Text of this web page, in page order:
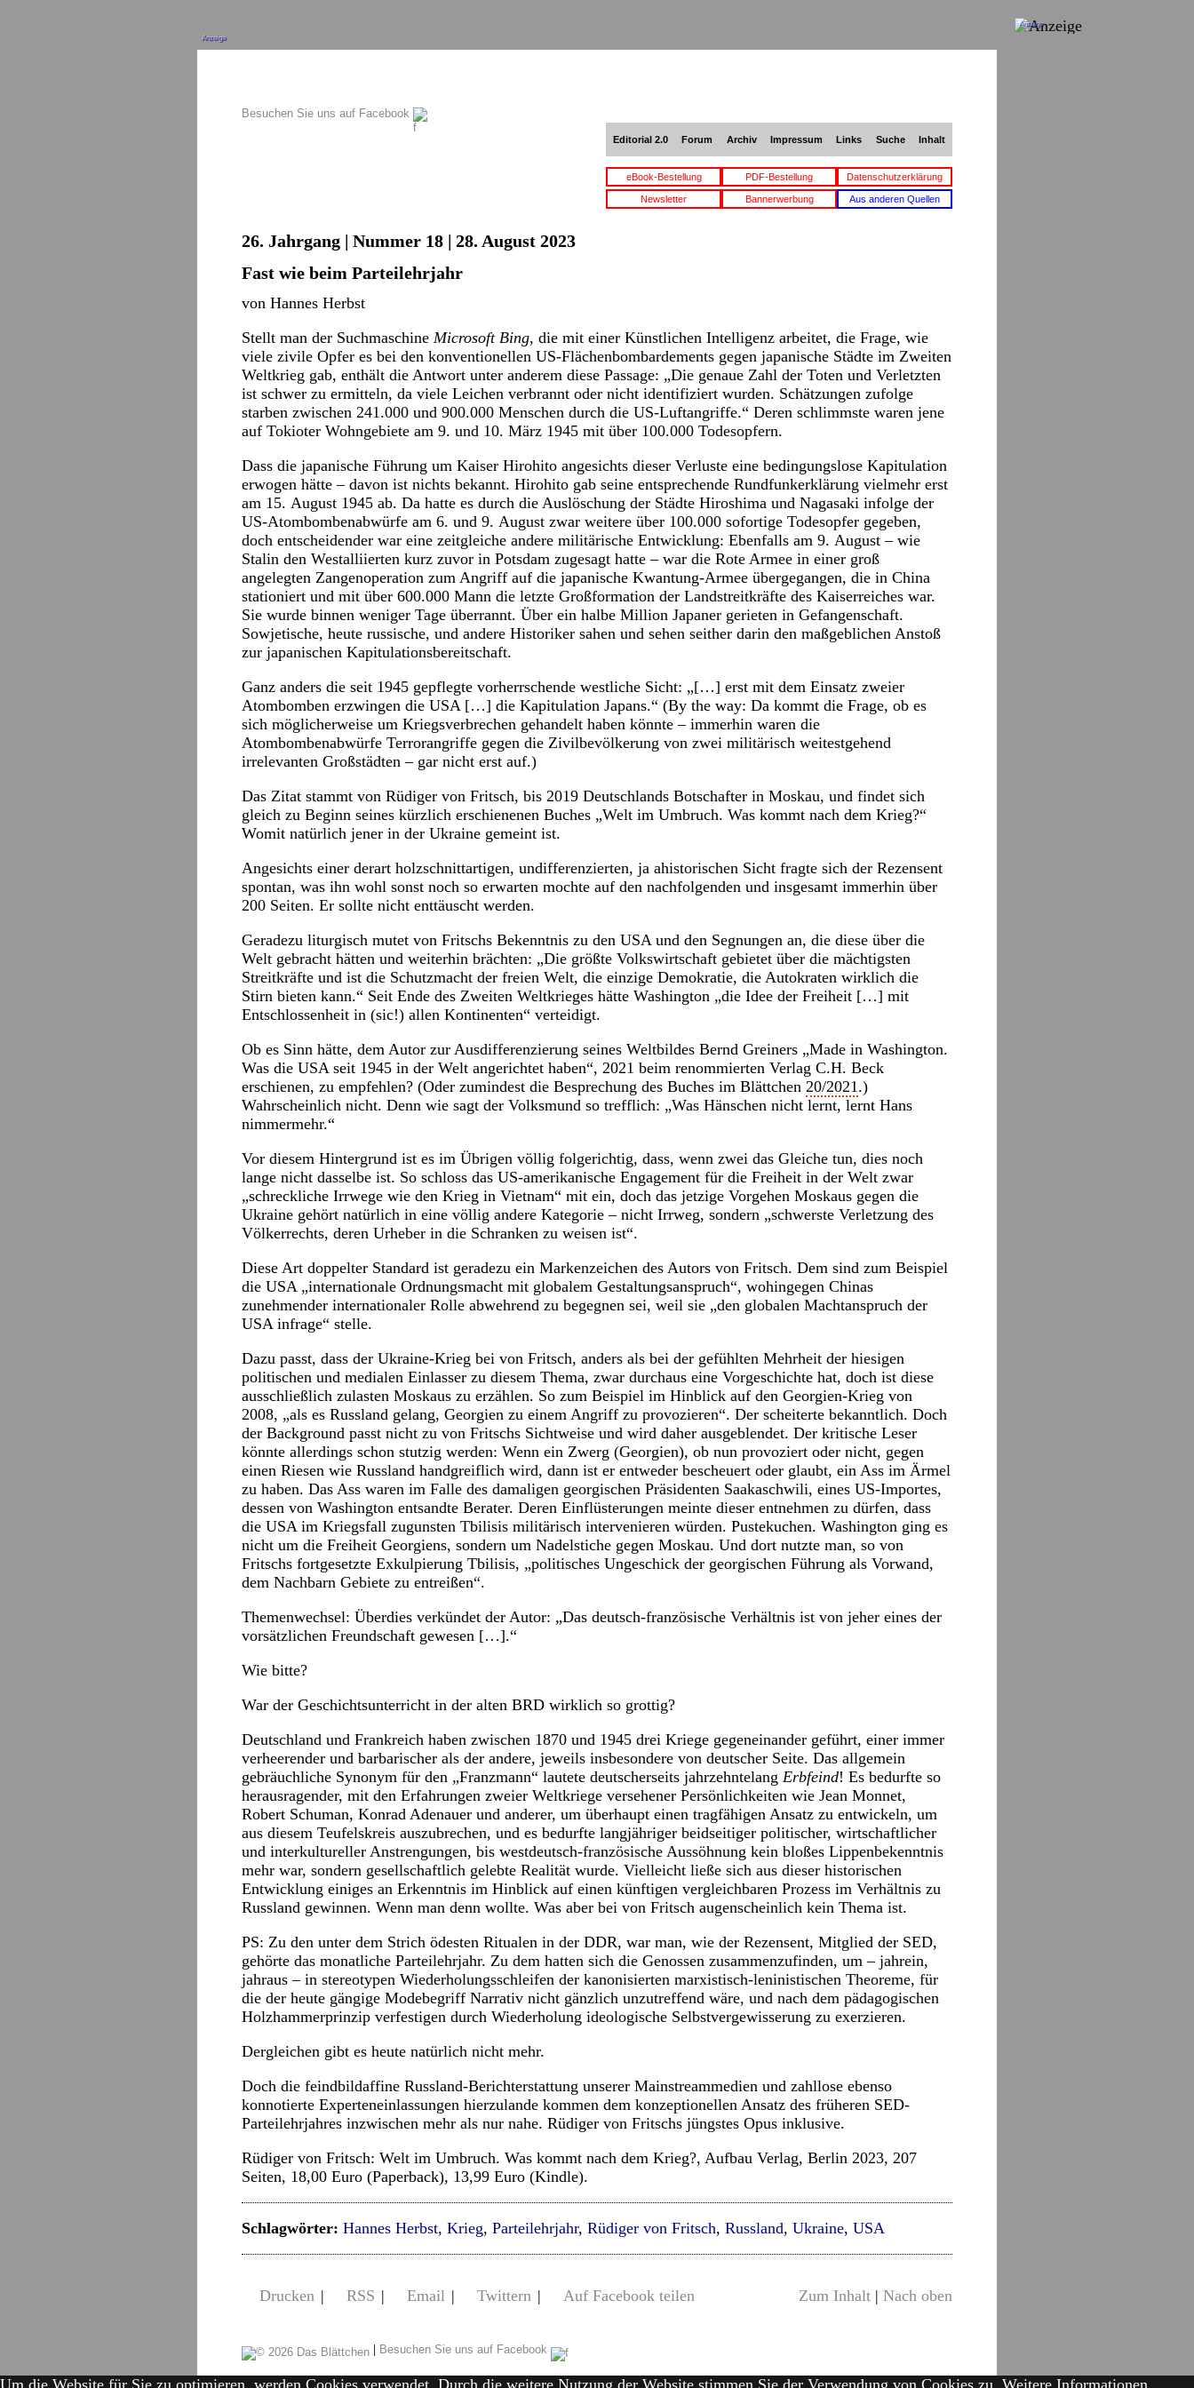
Anzeige
Besuchen Sie uns auf Facebook
Editorial 2.0 Forum Archiv Impressum Links Suche Inhalt
eBook-Bestellung PDF-Bestellung Datenschutzerklärung
Newsletter Bannerwerbung Aus anderen Quellen
26. Jahrgang | Nummer 18 | 28. August 2023
Fast wie beim Parteilehrjahr
von Hannes Herbst
Stellt man der Suchmaschine Microsoft Bing, die mit einer Künstlichen Intelligenz arbeitet, die Frage, wie
viele zivile Opfer es bei den konventionellen US-Flächenbombardements gegen japanische Städte im Zweiten
Weltkrieg gab, enthält die Antwort unter anderem diese Passage: „Die genaue Zahl der Toten und Verletzten
ist schwer zu ermitteln, da viele Leichen verbrannt oder nicht identifiziert wurden. Schätzungen zufolge
starben zwischen 241.000 und 900.000 Menschen durch die US-Luftangriffe.“ Deren schlimmste waren jene
auf Tokioter Wohngebiete am 9. und 10. März 1945 mit über 100.000 Todesopfern.
Dass die japanische Führung um Kaiser Hirohito angesichts dieser Verluste eine bedingungslose Kapitulation
erwogen hätte – davon ist nichts bekannt. Hirohito gab seine entsprechende Rundfunkerklärung vielmehr erst
am 15. August 1945 ab. Da hatte es durch die Auslöschung der Städte Hiroshima und Nagasaki infolge der
US-Atombombenabwürfe am 6. und 9. August zwar weitere über 100.000 sofortige Todesopfer gegeben,
doch entscheidender war eine zeitgleiche andere militärische Entwicklung: Ebenfalls am 9. August – wie
Stalin den Westalliierten kurz zuvor in Potsdam zugesagt hatte – war die Rote Armee in einer groß
angelegten Zangenoperation zum Angriff auf die japanische Kwantung-Armee übergegangen, die in China
stationiert und mit über 600.000 Mann die letzte Großformation der Landstreitkräfte des Kaiserreiches war.
Sie wurde binnen weniger Tage überrannt. Über ein halbe Million Japaner gerieten in Gefangenschaft.
Sowjetische, heute russische, und andere Historiker sahen und sehen seither darin den maßgeblichen Anstoß
zur japanischen Kapitulationsbereitschaft.
Ganz anders die seit 1945 gepflegte vorherrschende westliche Sicht: „[…] erst mit dem Einsatz zweier
Atombomben erzwingen die USA […] die Kapitulation Japans.“ (By the way: Da kommt die Frage, ob es
sich möglicherweise um Kriegsverbrechen gehandelt haben könnte – immerhin waren die
Atombombenabwürfe Terrorangriffe gegen die Zivilbevölkerung von zwei militärisch weitestgehend
irrelevanten Großstädten – gar nicht erst auf.)
Das Zitat stammt von Rüdiger von Fritsch, bis 2019 Deutschlands Botschafter in Moskau, und findet sich
gleich zu Beginn seines kürzlich erschienenen Buches „Welt im Umbruch. Was kommt nach dem Krieg?“
Womit natürlich jener in der Ukraine gemeint ist.
Angesichts einer derart holzschnittartigen, undifferenzierten, ja ahistorischen Sicht fragte sich der Rezensent
spontan, was ihn wohl sonst noch so erwarten mochte auf den nachfolgenden und insgesamt immerhin über
200 Seiten. Er sollte nicht enttäuscht werden.
Geradezu liturgisch mutet von Fritschs Bekenntnis zu den USA und den Segnungen an, die diese über die
Welt gebracht hätten und weiterhin brächten: „Die größte Volkswirtschaft gebietet über die mächtigsten
Streitkräfte und ist die Schutzmacht der freien Welt, die einzige Demokratie, die Autokraten wirklich die
Stirn bieten kann.“ Seit Ende des Zweiten Weltkrieges hätte Washington „die Idee der Freiheit […] mit
Entschlossenheit in (sic!) allen Kontinenten“ verteidigt.
Ob es Sinn hätte, dem Autor zur Ausdifferenzierung seines Weltbildes Bernd Greiners „Made in Washington.
Was die USA seit 1945 in der Welt angerichtet haben“, 2021 beim renommierten Verlag C.H. Beck
erschienen, zu empfehlen? (Oder zumindest die Besprechung des Buches im Blättchen 20/2021.)
Wahrscheinlich nicht. Denn wie sagt der Volksmund so trefflich: „Was Hänschen nicht lernt, lernt Hans
nimmermehr.“
Vor diesem Hintergrund ist es im Übrigen völlig folgerichtig, dass, wenn zwei das Gleiche tun, dies noch
lange nicht dasselbe ist. So schloss das US-amerikanische Engagement für die Freiheit in der Welt zwar
„schreckliche Irrwege wie den Krieg in Vietnam“ mit ein, doch das jetzige Vorgehen Moskaus gegen die
Ukraine gehört natürlich in eine völlig andere Kategorie – nicht Irrweg, sondern „schwerste Verletzung des
Völkerrechts, deren Urheber in die Schranken zu weisen ist“.
Diese Art doppelter Standard ist geradezu ein Markenzeichen des Autors von Fritsch. Dem sind zum Beispiel
die USA „internationale Ordnungsmacht mit globalem Gestaltungsanspruch“, wohingegen Chinas
zunehmender internationaler Rolle abwehrend zu begegnen sei, weil sie „den globalen Machtanspruch der
USA infrage“ stelle.
Dazu passt, dass der Ukraine-Krieg bei von Fritsch, anders als bei der gefühlten Mehrheit der hiesigen
politischen und medialen Einlasser zu diesem Thema, zwar durchaus eine Vorgeschichte hat, doch ist diese
ausschließlich zulasten Moskaus zu erzählen. So zum Beispiel im Hinblick auf den Georgien-Krieg von
2008, „als es Russland gelang, Georgien zu einem Angriff zu provozieren“. Der scheiterte bekanntlich. Doch
der Background passt nicht zu von Fritschs Sichtweise und wird daher ausgeblendet. Der kritische Leser
könnte allerdings schon stutzig werden: Wenn ein Zwerg (Georgien), ob nun provoziert oder nicht, gegen
einen Riesen wie Russland handgreiflich wird, dann ist er entweder bescheuert oder glaubt, ein Ass im Ärmel
zu haben. Das Ass waren im Falle des damaligen georgischen Präsidenten Saakaschwili, eines US-Importes,
dessen von Washington entsandte Berater. Deren Einflüsterungen meinte dieser entnehmen zu dürfen, dass
die USA im Kriegsfall zugunsten Tbilisis militärisch intervenieren würden. Pustekuchen. Washington ging es
nicht um die Freiheit Georgiens, sondern um Nadelstiche gegen Moskau. Und dort nutzte man, so von
Fritschs fortgesetzte Exkulpierung Tbilisis, „politisches Ungeschick der georgischen Führung als Vorwand,
dem Nachbarn Gebiete zu entreißen“.
Themenwechsel: Überdies verkündet der Autor: „Das deutsch-französische Verhältnis ist von jeher eines der
vorsätzlichen Freundschaft gewesen […].“
Wie bitte?
War der Geschichtsunterricht in der alten BRD wirklich so grottig?
Deutschland und Frankreich haben zwischen 1870 und 1945 drei Kriege gegeneinander geführt, einer immer
verheerender und barbarischer als der andere, jeweils insbesondere von deutscher Seite. Das allgemein
gebräuchliche Synonym für den „Franzmann“ lautete deutscherseits jahrzehntelang Erbfeind! Es bedurfte so
herausragender, mit den Erfahrungen zweier Weltkriege versehener Persönlichkeiten wie Jean Monnet,
Robert Schuman, Konrad Adenauer und anderer, um überhaupt einen tragfähigen Ansatz zu entwickeln, um
aus diesem Teufelskreis auszubrechen, und es bedurfte langjähriger beidseitiger politischer, wirtschaftlicher
und interkultureller Anstrengungen, bis westdeutsch-französische Aussöhnung kein bloßes Lippenbekenntnis
mehr war, sondern gesellschaftlich gelebte Realität wurde. Vielleicht ließe sich aus dieser historischen
Entwicklung einiges an Erkenntnis im Hinblick auf einen künftigen vergleichbaren Prozess im Verhältnis zu
Russland gewinnen. Wenn man denn wollte. Was aber bei von Fritsch augenscheinlich kein Thema ist.
PS: Zu den unter dem Strich ödesten Ritualen in der DDR, war man, wie der Rezensent, Mitglied der SED,
gehörte das monatliche Parteilehrjahr. Zu dem hatten sich die Genossen zusammenzufinden, um – jahrein,
jahraus – in stereotypen Wiederholungsschleifen der kanonisierten marxistisch-leninistischen Theoreme, für
die der heute gängige Modebegriff Narrativ nicht gänzlich unzutreffend wäre, und nach dem pädagogischen
Holzhammerprinzip verfestigen durch Wiederholung ideologische Selbstvergewisserung zu exerzieren.
Dergleichen gibt es heute natürlich nicht mehr.
Doch die feindbildaffine Russland-Berichterstattung unserer Mainstreammedien und zahllose ebenso
konnotierte Experteneinlassungen hierzulande kommen dem konzeptionellen Ansatz des früheren SED-
Parteilehrjahres inzwischen mehr als nur nahe. Rüdiger von Fritschs jüngstes Opus inklusive.
Rüdiger von Fritsch: Welt im Umbruch. Was kommt nach dem Krieg?, Aufbau Verlag, Berlin 2023, 207
Seiten, 18,00 Euro (Paperback), 13,99 Euro (Kindle).
Schlagwörter: Hannes Herbst, Krieg, Parteilehrjahr, Rüdiger von Fritsch, Russland, Ukraine, USA
Drucken | RSS | Email | Twittern | Auf Facebook teilen Zum Inhalt | Nach oben
| Besuchen Sie uns auf Facebook
Anzeige
Um die Website für Sie zu optimieren, werden Cookies verwendet. Durch die weitere Nutzung der Website stimmen Sie der Verwendung von Cookies zu. Weitere Informationen.